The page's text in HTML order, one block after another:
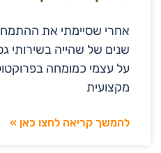
אחרי שסיימתי את
שנים של שהייה בשירותי
על עצמי כמומחה
מקצועית
להמשך קריאה לחצו כאן »